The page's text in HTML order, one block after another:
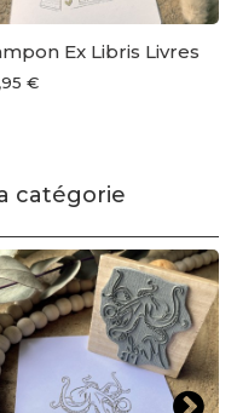
Ex Libris Livres
€
catégorie